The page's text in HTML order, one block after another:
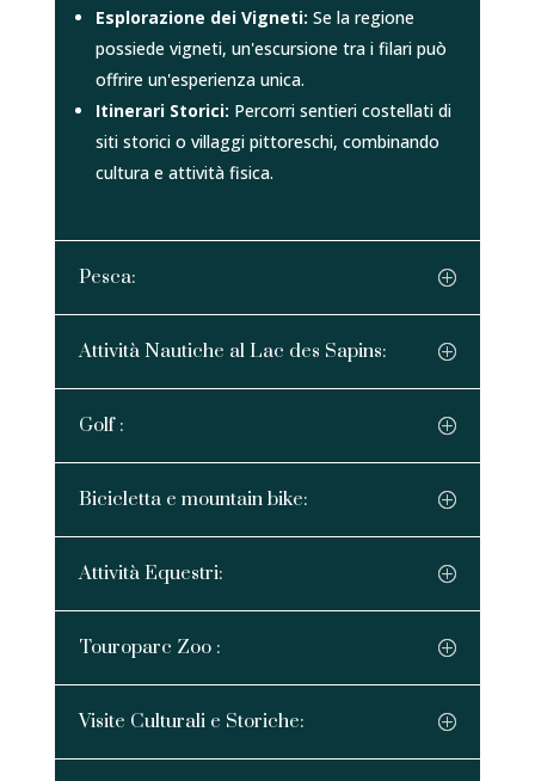
Esplorazione dei Vigneti: Se la regione
possiede vigneti, un'escursione tra i filari può
offrire un'esperienza unica.
Itinerari Storici: Percorri sentieri costellati di
siti storici o villaggi pittoreschi, combinando
cultura e attività fisica.
Pesca:
Attività Nautiche al Lac des Sapins:
Golf :
Bicicletta e mountain bike:
Attività Equestri:
Touroparc Zoo :
Visite Culturali e Storiche: